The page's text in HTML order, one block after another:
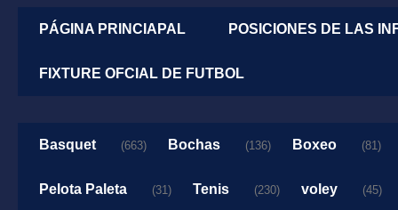
PÁGINA PRINCIAPAL POSICIONES DE LAS
FIXTURE OFCIAL DE FUTBOL
Basquet (663) Bochas (136) Boxeo (81)
Pelota Paleta (31) Tenis (230) voley (45)